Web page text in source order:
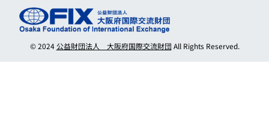
© 2024公益財団法人 大阪府国際交流財団 All Rights Reserved.